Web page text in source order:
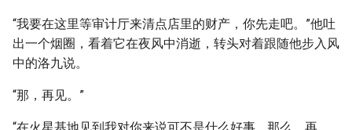
“我要在这里等审计厅来清点店里的财产，你先走吧。”他吐
出一个烟圈，看着它在夜风中消逝，转头对着跟随他步入风
中的洛九说。
“那，再见。”